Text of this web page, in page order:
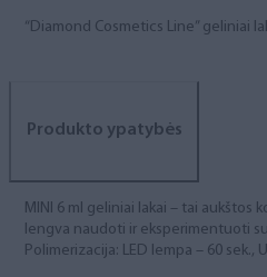
“Diamond Cosmetics Line” geliniai
Produkto ypatybės
MINI 6 ml geliniai lakai – tai
lengva naudoti ir eksperimentuoti
Polimerizacija: LED lempa – 60 sek.,